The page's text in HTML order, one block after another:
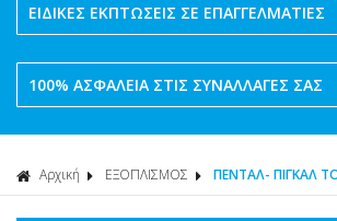
ΕΙΔΙΚΕΣ ΕΚΠΤΩΣΕΙΣ ΣΕ ΕΠΑΓΓΕΛΜΑΤΙΕΣ
100% ΑΣΦΑΛΕΙΑ ΣΤΙΣ ΣΥΝΑΛΛΑΓΕΣ ΣΑΣ
Αρχική ΕΞΟΠΛΙΣΜΟΣ ΠΕΝΤΑΛ- ΠΙΓΚΑΛ